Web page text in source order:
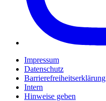
Impressum
Datenschutz
Barrierefreiheitserklärung
Intern
Hinweise geben